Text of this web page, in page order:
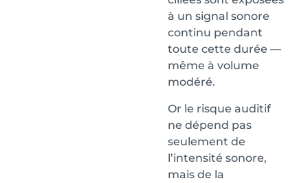
à un signal sonore
continu pendant
toute cette durée —
même à volume
modéré.
Or le risque auditif
ne dépend pas
seulement de
l’intensité sonore,
mais de la